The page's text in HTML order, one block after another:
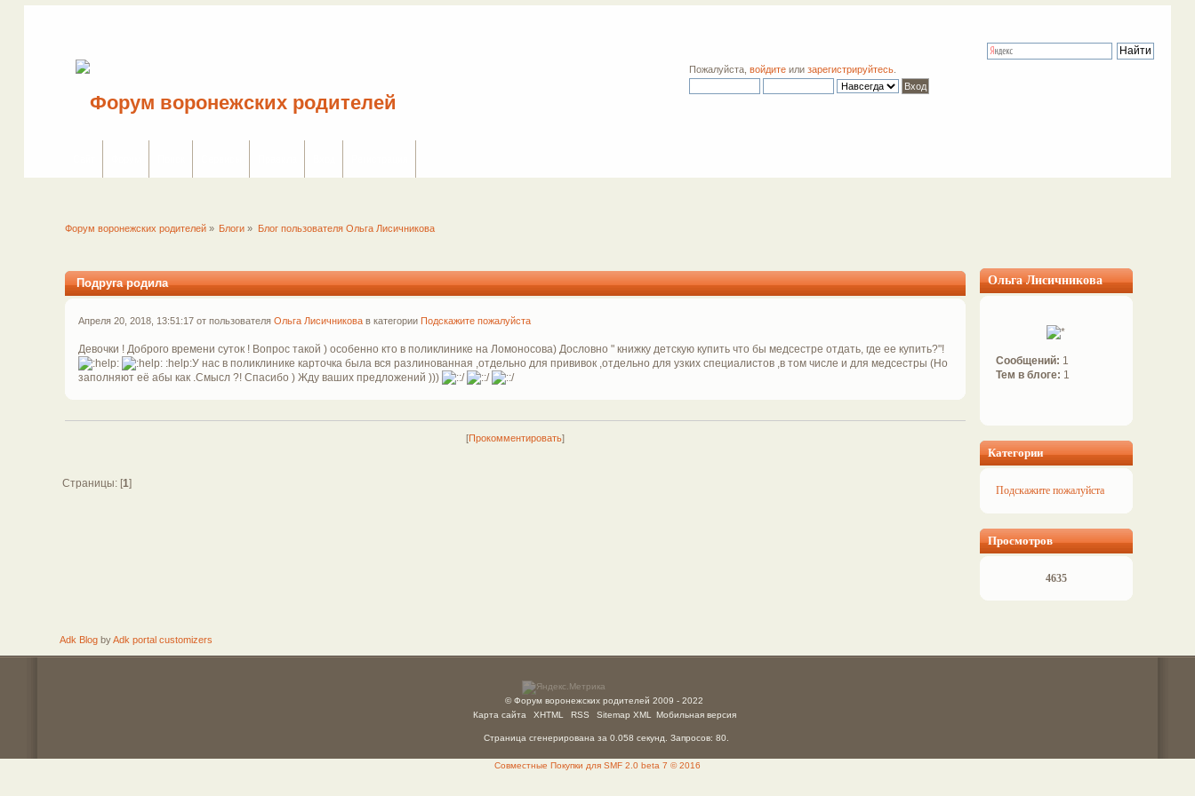
Пожалуйста,войдите илизарегистрируйтесь
Форум воронежских родителей » Блоги » Блог пользователя Ольга Лисичникова
Подруга родила
Апреля 20, 2018, 13:51:17 от пользователя Ольга Лисичниковав категории Подскажите пожалуйста
Девочки ! Доброго времени суток ! Вопрос такой ) особенно кто в поликлинике на Ломоносова) Дословно " книжку детскую купить что бы медсестре отдать, где ее купить?"!
:help:У нас в поликлинике карточка была вся разлинованная ,отдельно для прививок ,отдельно для узких специалистов ,в том числе и для медсестры (Но
заполняют её абы как .Смысл ?! Спасибо ) Жду ваших предложений )))
[Прокомментировать]
Страницы: [1]
Ольга Лисичникова
Сообщений: 1
Тем в блоге: 1
Категории
Подскажите пожалуйста
Просмотров
4635
Adk BlogbyAdk portal customizers
© Форум воронежских родителей 2009 - 2022
Карта сайта
XHTML RSS Sitemap XML Мобильная версия
Страница сгенерирована за 0.058 секунд. Запросов: 80.
Совместные Покупки для SMF 2.0 beta 7 © 2016